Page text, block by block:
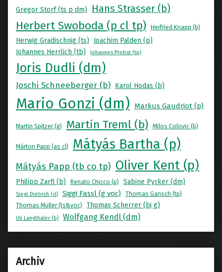
Gregor Storf (ts p dm) Hans Strasser (b)
Herbert Swoboda (p cl tp) Herfried Knapp (b)
Herwig Gradischnig (ts)
Joachim Palden (p)
Johannes Herrlich (tb)
Johannes Probst (tp)
Joris Dudli (dm)
Joschi Schneeberger (b) Karol Hodas (b)
Mario Gonzi (dm) Markus Gaudriot (p)
Martin Spitzer (g) Martin Treml (b) Milos Colovic (b)
Màrton Papp (as cl) Mátyás Bartha (p)
Mátyás Papp (tb co tp) Oliver Kent (p)
Philipp Zarfl (b) Renato Chicco (p) Sabine Pyrker (dm)
Siegi Dietrich (cl) Siggi Fassl (g voc)
Thomas Gansch (tp)
Thomas Müller (ts&voc)
Thomas Scherrer (bj g)
Uli Langthaler (b) Wolfgang Kendl (dm)
Archiv